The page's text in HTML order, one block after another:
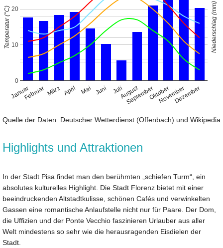
JanuarFebruar März April Mai Juni JuliAugust
SeptemberOktober
NovemberDezember
0
10
20
Temperatur (°C) Niederschlag (mm)
Quelle der Daten: Deutscher Wetterdienst (Offenbach) und Wikipedia
Highlights und Attraktionen
In der Stadt Pisa findet man den berühmten „schiefen Turm“, ein
absolutes kulturelles Highlight. Die Stadt Florenz bietet mit einer
beeindruckenden Altstadtkulisse, schönen Cafés und verwinkelten
Gassen eine romantische Anlaufstelle nicht nur für Paare. Der Dom,
die Uffizien und der Ponte Vecchio faszinieren Urlauber aus aller
Welt mindestens so sehr wie die herausragenden Eisdielen der
Stadt.